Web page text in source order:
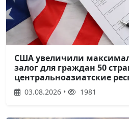
США увеличили
залог для граждан 50
центральноазиатские
03.08.2026 • 1981